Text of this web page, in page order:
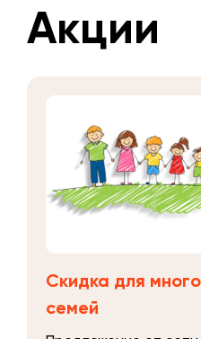
Акции
Скидка для
семей